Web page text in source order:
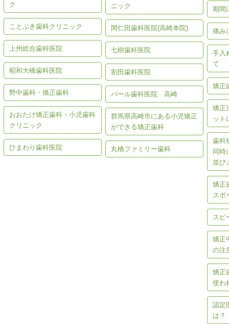
ク
ことぶき歯科クリニック
上州総合歯科医院
昭和大橋歯科医院
野中歯科・矯正歯科
おおたけ矯正歯科・小児歯科
クリニック
ひまわり歯科医院
ニック
間仁田歯科医院(高崎本院)
七樹歯科医院
割田歯科医院
パール歯科医院 高崎
群馬県高崎市にある小児矯正
ができる矯正歯科
丸橋ファミリー歯科
期間
痛み
手入
て
矯正
矯正
ット
歯科
同時
並び
矯正
スポ
スピ
矯正
の注
矯正
使わ
認定
は？